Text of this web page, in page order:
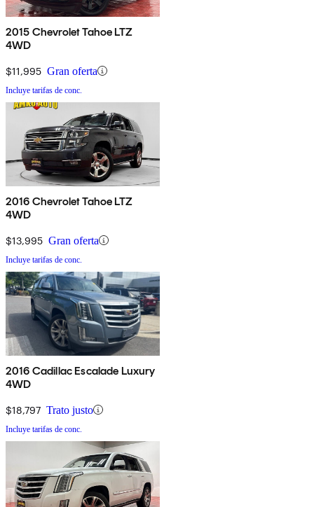
2015 Chevrolet Tahoe LTZ
4WD
$11,995 Gran oferta
Incluye tarifas de conc.
2016 Chevrolet Tahoe LTZ
4WD
$13,995 Gran oferta
Incluye tarifas de conc.
2016 Cadillac Escalade Luxury
4WD
$18,797 Trato justo
Incluye tarifas de conc.